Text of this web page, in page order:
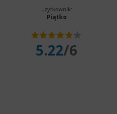
użytkownik:
Piątko
5.22/6